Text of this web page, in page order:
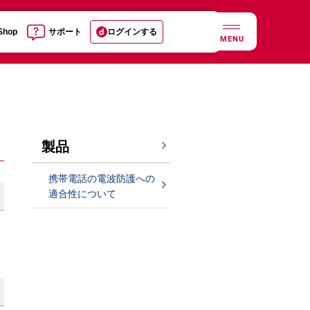
サポート ログインする
MENU
製品
携帯電話の電波防護への
適合性について